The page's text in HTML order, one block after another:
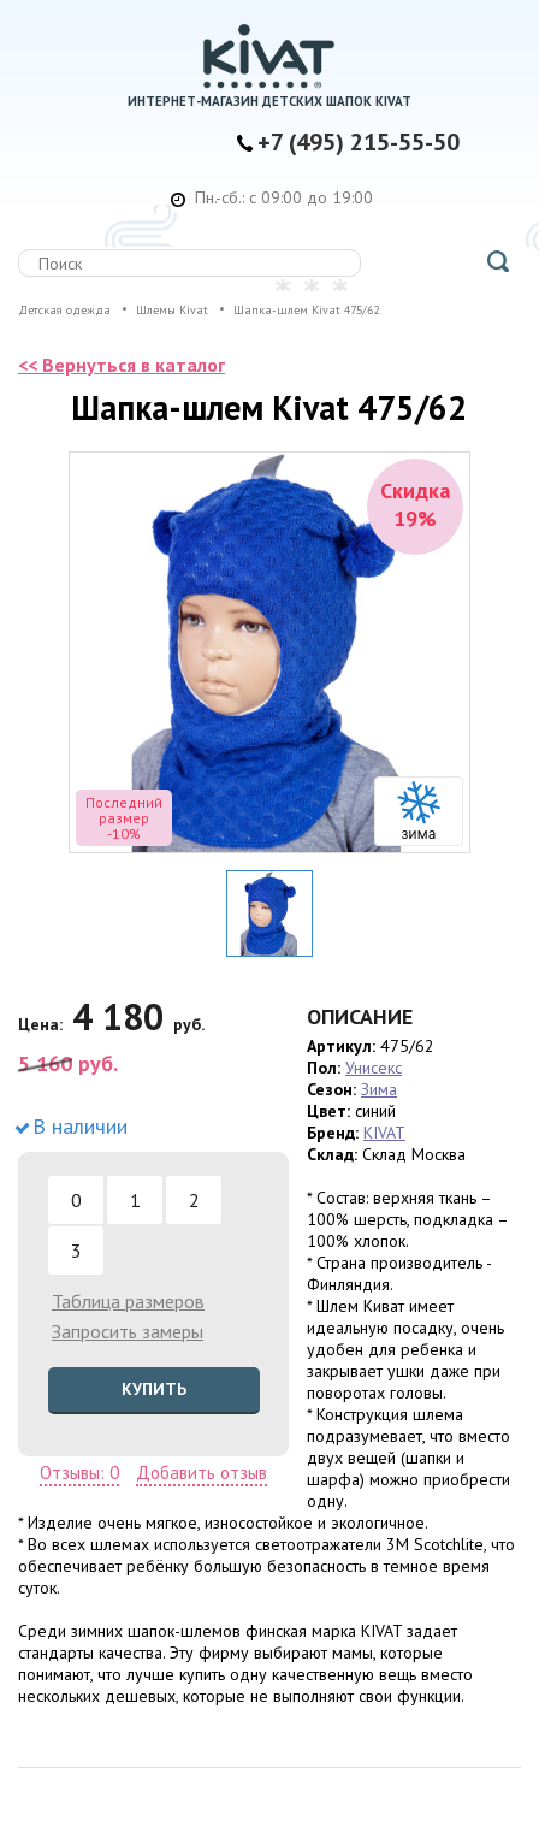
ИНТЕРНЕТ-МАГАЗИН ДЕТСКИХ ШАПОК KIVAT
+7 (495) 215-55-50
Пн.-сб.: с 09:00 до 19:00
Детская одежда Шлемы Kivat Шапка-шлем Kivat 475/62
<< Вернуться в каталог
Шапка-шлем Kivat 475/62
Скидка
19%
Последний
размер
-10%
Цена: 4 180 руб.
5 160 руб.
В наличии
0 1 2
3
Таблица размеров
Запросить замеры
КУПИТЬ
Отзывы: 0 Добавить отзыв
ОПИСАНИЕ
Артикул: 475/62
Пол: Унисекс
Сезон: Зима
Цвет: синий
Бренд: KIVAT
Склад: Склад Москва
* Состав: верхняя ткань –
100% шерсть, подкладка –
100% хлопок.
* Страна производитель -
Финляндия.
* Шлем Киват имеет
идеальную посадку, очень
удобен для ребенка и
закрывает ушки даже при
поворотах головы.
* Конструкция шлема
подразумевает, что вместо
двух вещей (шапки и
шарфа) можно приобрести
одну.
* Изделие очень мягкое, износостойкое и экологичное.
* Во всех шлемах используется светоотражатели 3M Scotchlite, что
обеспечивает ребёнку большую безопасность в темное время
суток.
Среди зимних шапок-шлемов финская марка KIVAT задает
стандарты качества. Эту фирму выбирают мамы, которые
понимают, что лучше купить одну качественную вещь вместо
нескольких дешевых, которые не выполняют свои функции.